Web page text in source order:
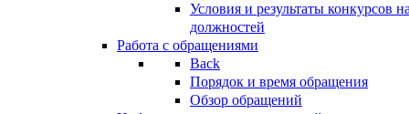
Условия и результаты конкурсов
должностей
Работа с обращениями
Back
Порядок и время обращения
Обзор обращений